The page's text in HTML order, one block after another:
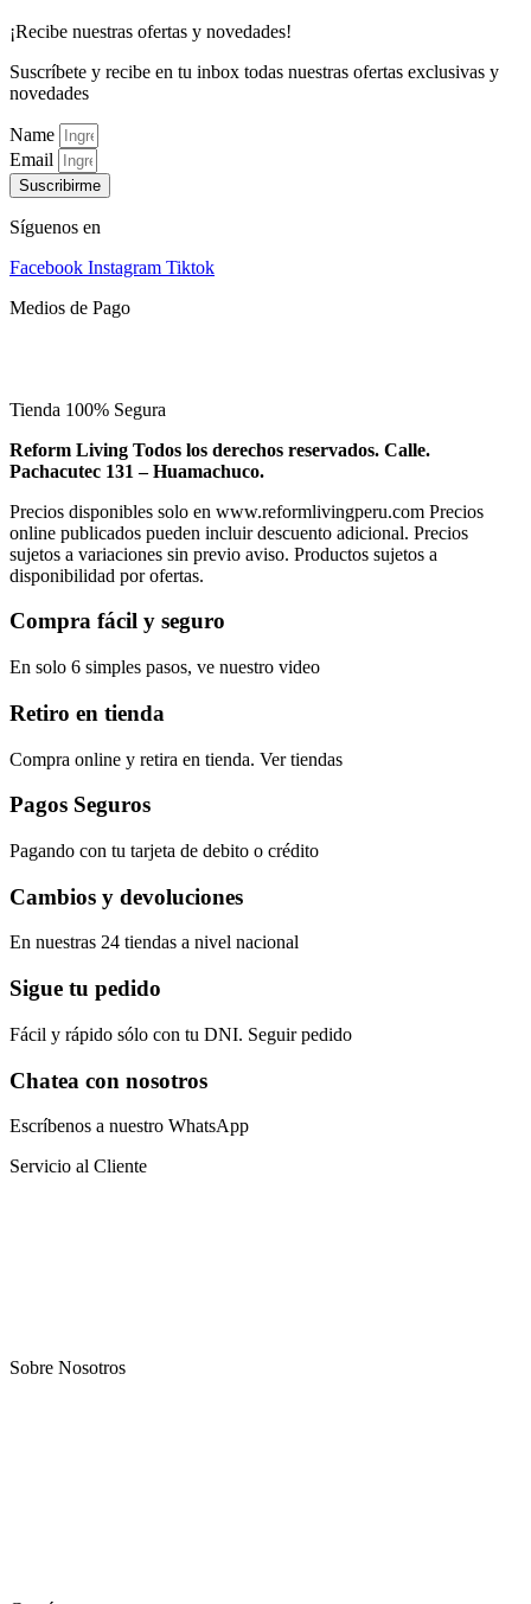
¡Recibe nuestras ofertas y novedades!
Suscríbete y recibe en tu inbox todas nuestras ofertas exclusivas y
novedades
Name
Email
Suscribirme
Síguenos en
Facebook Instagram Tiktok
Medios de Pago
Tienda 100% Segura
Reform Living Todos los derechos reservados. Calle.
Pachacutec 131 – Huamachuco.
Precios disponibles solo en www.reformlivingperu.com Precios
online publicados pueden incluir descuento adicional. Precios
sujetos a variaciones sin previo aviso. Productos sujetos a
disponibilidad por ofertas.
Compra fácil y seguro
En solo 6 simples pasos, ve nuestro video
Retiro en tienda
Compra online y retira en tienda. Ver tiendas
Pagos Seguros
Pagando con tu tarjeta de debito o crédito
Cambios y devoluciones
En nuestras 24 tiendas a nivel nacional
Sigue tu pedido
Fácil y rápido sólo con tu DNI. Seguir pedido
Chatea con nosotros
Escríbenos a nuestro WhatsApp
Servicio al Cliente
Sobre Nosotros